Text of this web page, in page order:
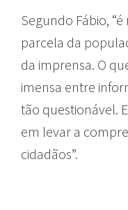
Segundo Fábio,
parcela da
da imprensa. O
imensa entre
tão questionável.
em levar a
cidadãos”.